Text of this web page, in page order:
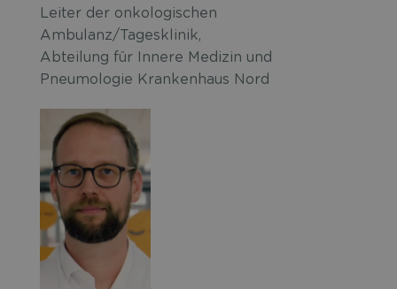
Leiter der onkologischen
Ambulanz/Tagesklinik,
Abteilung für Innere Medizin und
Pneumologie Krankenhaus Nord